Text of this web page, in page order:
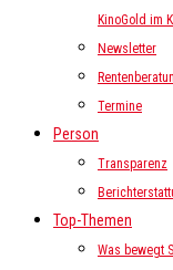
KinoGold im
Newsletter
Termine
Person
Transparenz
Top-Themen
Was bewegt